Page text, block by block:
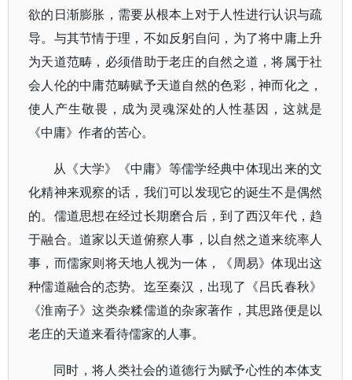
欲的日渐膨胀，需要从根本上对于人性进行认识与疏
导。与其节情于理，不如反躬自问，为了将中庸上升
为天道范畴，必须借助于老庄的自然之道，将属于社
会人伦的中庸范畴赋予天道自然的色彩，神而化之，
使人产生敬畏，成为灵魂深处的人性基因，这就是
《中庸》作者的苦心。
从《大学》《中庸》等儒学经典中体现出来的文
化精神来观察的话，我们可以发现它的诞生不是偶然
的。儒道思想在经过长期磨合后，到了西汉年代，趋
于融合。道家以天道俯察人事，以自然之道来统率人
事，而儒家则将天地人视为一体，《周易》体现出这
种儒道融合的态势。迄至秦汉，出现了《吕氏春秋》
《淮南子》这类杂糅儒道的杂家著作，其思路便是以
老庄的天道来看待儒家的人事。
同时，将人类社会的道德行为赋予心性的本体支